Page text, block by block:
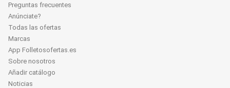
Preguntas frecuentes
Anúnciate?
Todas las ofertas
Marcas
App Folletosofertas.es
Sobre nosotros
Añadir catálogo
Noticias